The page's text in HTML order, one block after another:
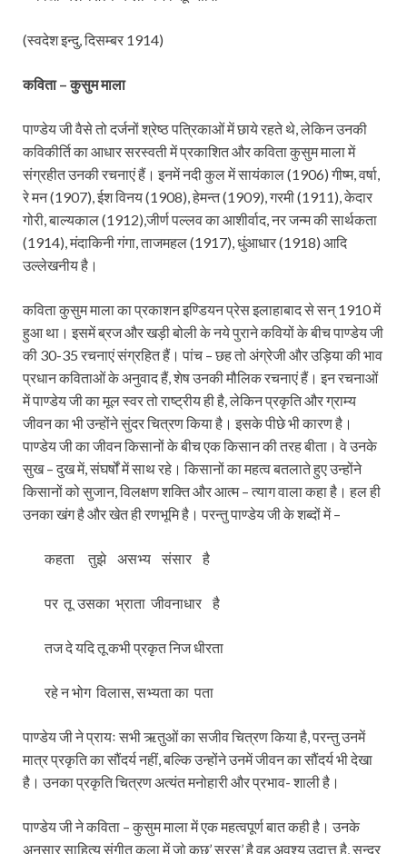
(स्वदेश इन्दु, दिसम्बर 1914)
कविता – कुसुम माला
पाण्डेय जी वैसे तो दर्जनों श्रेष्ठ पत्रिकाओं में छाये रहते थे, लेकिन उनकी
कविकीर्ति का आधार सरस्वती में प्रकाशित और कविता कुसुम माला में
संग्रहीत उनकी रचनाएं हैं। इनमें नदी कुल में सायंकाल (1906) गीष्म, वर्षा,
रे मन (1907), ईश विनय (1908), हेमन्त (1909), गरमी (1911), केदार
गोरी, बाल्यकाल (1912),जीर्ण पल्लव का आशीर्वाद, नर जन्म की सार्थकता
(1914), मंदाकिनी गंगा, ताजमहल (1917), धुंआधार (1918) आदि
उल्लेखनीय है।
कविता कुसुम माला का प्रकाशन इण्डियन प्रेस इलाहाबाद से सन् 1910 में
हुआ था। इसमें ब्रज और खड़ी बोली के नये पुराने कवियों के बीच पाण्डेय जी
की 30-35 रचनाएं संग्रहित हैं। पांच – छह तो अंग्रेजी और उड़िया की भाव
प्रधान कविताओं के अनुवाद हैं, शेष उनकी मौलिक रचनाएं हैं। इन रचनाओं
में पाण्डेय जी का मूल स्वर तो राष्ट्रीय ही है, लेकिन प्रकृति और ग्राम्य
जीवन का भी उन्होंने सुंदर चित्रण किया है। इसके पीछे भी कारण है।
पाण्डेय जी का जीवन किसानों के बीच एक किसान की तरह बीता। वे उनके
सुख – दुख में, संघर्षों में साथ रहे। किसानों का महत्व बतलाते हुए उन्होंने
किसानों को सुजान, विलक्षण शक्ति और आत्म – त्याग वाला कहा है। हल ही
उनका खंग है और खेत ही रणभूमि है। परन्तु पाण्डेय जी के शब्दों में –
कहता तुझे असभ्य संसार है
पर तू उसका भ्राता जीवनाधार है
तज दे यदि तू कभी प्रकृत निज धीरता
रहे न भोग विलास, सभ्यता का पता
पाण्डेय जी ने प्रायः सभी ऋतुओं का सजीव चित्रण किया है, परन्तु उनमें
मात्र प्रकृति का सौंदर्य नहीं, बल्कि उन्होंने उनमें जीवन का सौंदर्य भी देखा
है। उनका प्रकृति चित्रण अत्यंत मनोहारी और प्रभाव- शाली है।
पाण्डेय जी ने कविता – कुसुम माला में एक महत्वपूर्ण बात कही है। उनके
अनुसार साहित्य संगीत कला में जो कुछ’ सरस’ है वह अवश्य उदात्त है, सुन्दर